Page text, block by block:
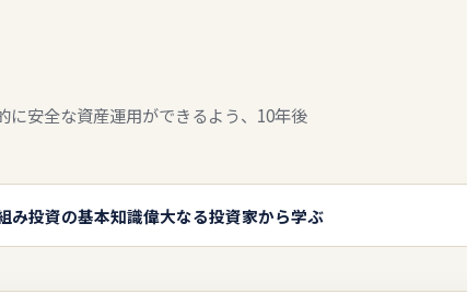
安全な資産運用ができるよう、10年後
み投資の基本知識偉大なる投資家から学ぶ